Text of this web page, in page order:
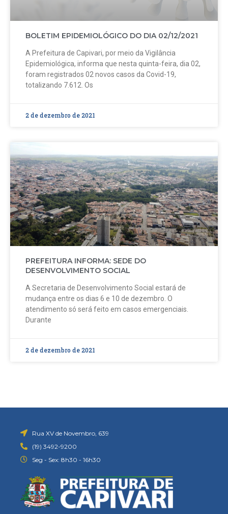
BOLETIM EPIDEMIOLÓGICO DO DIA 02/12/2021
A Prefeitura de Capivari, por meio da Vigilância
Epidemiológica, informa que nesta quinta-feira, dia 02,
foram registrados 02 novos casos da Covid-19,
totalizando 7.612. Os
2 de dezembro de 2021
PREFEITURA INFORMA: SEDE DO
DESENVOLVIMENTO SOCIAL
A Secretaria de Desenvolvimento Social estará de
mudança entre os dias 6 e 10 de dezembro. O
atendimento só será feito em casos emergenciais.
Durante
2 de dezembro de 2021
Rua XV de Novembro, 639
(19) 3492-9200
Seg - Sex: 8h30 - 16h30